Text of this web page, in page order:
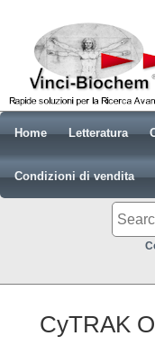
Home Letteratura
Condizioni di vendita
CyTRAK